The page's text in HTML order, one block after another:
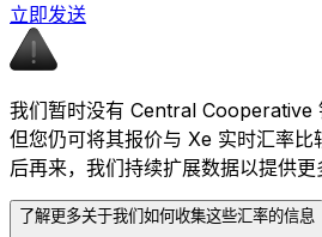
立即发送
我们暂时没有 Central Cooperative
但您仍可将其报价与 Xe 实时汇率比
后再来，我们持续扩展数据以提供更
了解更多关于我们如何收集这些汇率的信息